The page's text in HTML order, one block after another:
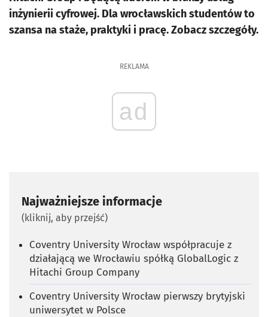
inżynierii cyfrowej. Dla wrocławskich studentów to
szansa na staże, praktyki i pracę. Zobacz szczegóły.
REKLAMA
ad
Najważniejsze informacje
(kliknij, aby przejść)
Coventry University Wrocław współpracuje z
działającą we Wrocławiu spółką GlobalLogic z
Hitachi Group Company
Coventry University Wrocław pierwszy brytyjski
uniwersytet w Polsce